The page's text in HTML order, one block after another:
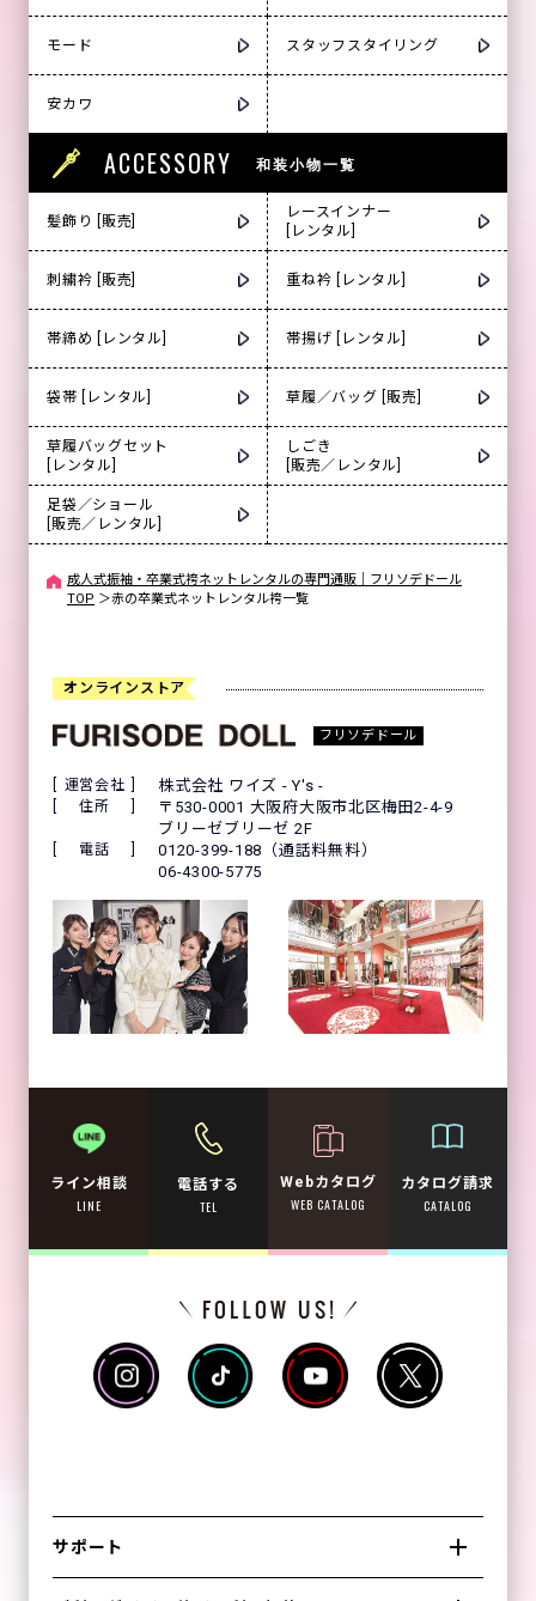
モード スタッフスタイリング
安カワ
ACCESSORY 和装小物一覧
髪飾り [販売]
レースインナー
[レンタル]
刺繍衿 [販売] 重ね衿 [レンタル]
帯締め [レンタル] 帯揚げ [レンタル]
袋帯 [レンタル] 草履／バッグ [販売]
草履バッグセット
[レンタル]
しごき
[販売／レンタル]
足袋／ショール
[販売／レンタル]
成人式振袖・卒業式袴ネットレンタルの専門通販｜フリソデドール
TOP ＞赤の卒業式ネットレンタル袴一覧
オンラインストア
フリソデドール
運営会社 株式会社 ワイズ - Y's -
住所
〒530-0001 大阪府大阪市北区梅田2-4-9
ブリーゼブリーゼ 2F
電話
0120-399-188（通話料無料）
06-4300-5775
ライン相談
LINE
電話する
TEL
Webカタログ
WEB CATALOG
カタログ請求
CATALOG
サポート